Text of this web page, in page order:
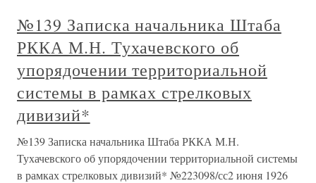
№139 Записка начальника Штаба
РККА М.Н. Тухачевского об
упорядочении территориальной
системы в рамках стрелковых
дивизий*
№139 Записка начальника Штаба РККА М.Н.
Тухачевского об упорядочении территориальной системы
в рамках стрелковых дивизий* №223098/сс2 июня 1926